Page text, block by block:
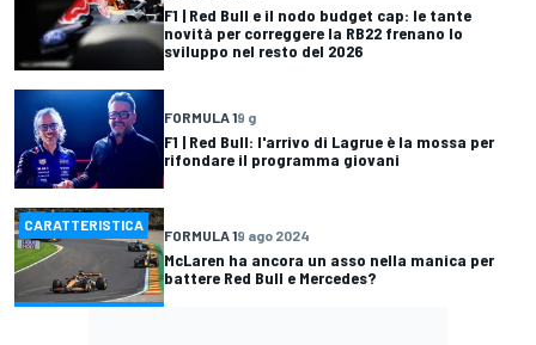
F1 | Red Bull e il nodo budget cap: le tante
novità per correggere la RB22 frenano lo
sviluppo nel resto del 2026
FORMULA 19 g
F1 | Red Bull: l'arrivo di Lagrue è la mossa per
rifondare il programma giovani
CARATTERISTICA
FORMULA 19 ago 2024
McLaren ha ancora un asso nella manica per
battere Red Bull e Mercedes?